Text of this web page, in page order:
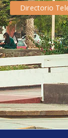
Directorio